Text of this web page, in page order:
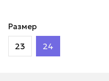
Размер
23 24